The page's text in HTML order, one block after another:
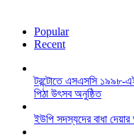
Popular
Recent
টরন্টোতে এসএসসি ১৯৯৮-
পিঠা উৎসব অনুষ্ঠিত
ইউপি সদস্যদের বাধা